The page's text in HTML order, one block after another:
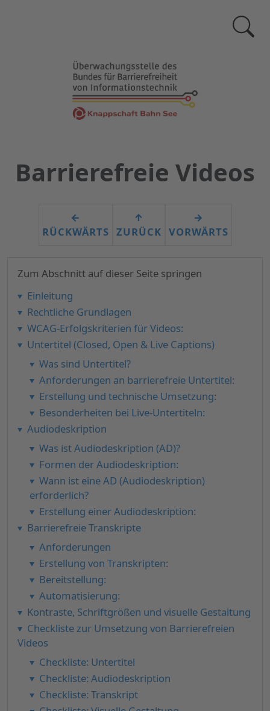
Zur
Barrierefreie Videos
←
RÜCKWÄRTS
↑
ZURÜCK
→
VORWÄRTS
Zum Abschnitt auf dieser Seite springen
Einleitung
Rechtliche Grundlagen
WCAG-Erfolgskriterien für Videos:
Untertitel (Closed, Open & Live Captions)
Was sind Untertitel?
Anforderungen an barrierefreie Untertitel:
Erstellung und technische Umsetzung:
Besonderheiten bei Live-Untertiteln:
Audiodeskription
Was ist Audiodeskription (AD)?
Formen der Audiodeskription:
Wann ist eine AD (Audiodeskription)
erforderlich?
Erstellung einer Audiodeskription:
Barrierefreie Transkripte
Anforderungen
Erstellung von Transkripten:
Bereitstellung:
Automatisierung:
Kontraste, Schriftgrößen und visuelle Gestaltung
Checkliste zur Umsetzung von Barrierefreien
Videos
Checkliste: Untertitel
Checkliste: Audiodeskription
Checkliste: Transkript